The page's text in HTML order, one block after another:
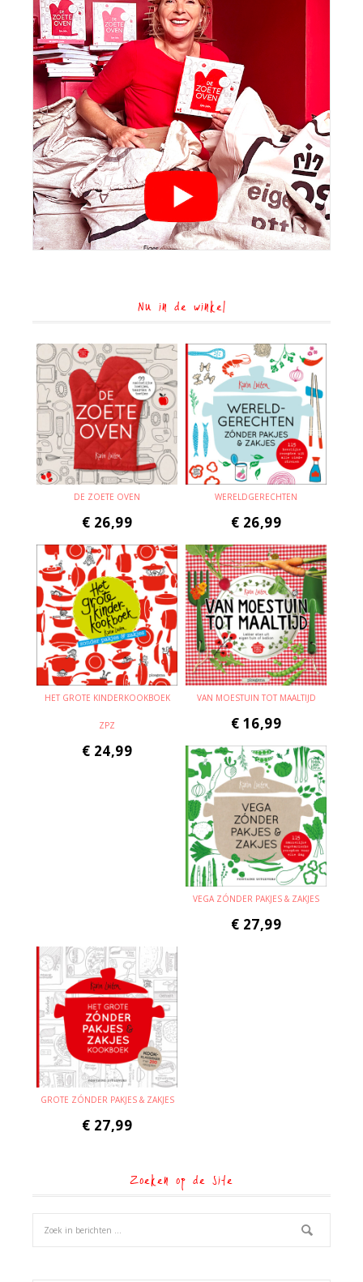
Nu in de winkel
DE ZOETE OVEN
€ 26,99
WERELDGERECHTEN
€ 26,99
HET GROTE KINDERKOOKBOEK
ZPZ
€ 24,99
VAN MOESTUIN TOT MAALTIJD
€ 16,99
VEGA ZÓNDER PAKJES & ZAKJES
€ 27,99
GROTE ZÓNDER PAKJES & ZAKJES
€ 27,99
Zoeken op de site